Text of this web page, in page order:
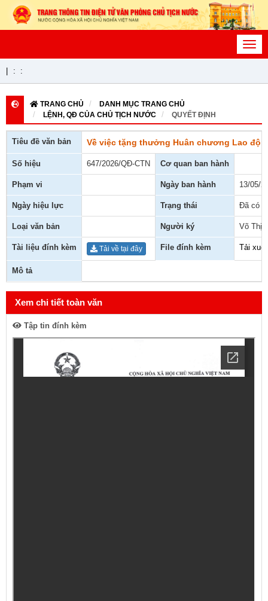
: :
TRANG CHỦ
DANH MỤC TRANG CHỦ
LỆNH, QĐ CỦA CHỦ TỊCH NƯỚC
QUYẾT ĐỊNH
Tiêu đề văn bản Về việc tặng thưởng Huân chương Lao
Số hiệu 647/2026/QĐ-CTN Cơ quan ban hành
Phạm vi Ngày ban hành 13/05/
Ngày hiệu lực Trạng thái Đã có
Loại văn bản Người ký Võ Thị
Tài liệu đính kèm Tải về tại đây File đính kèm Tải
Mô tả
Xem chi tiết toàn văn
Tập tin đính kèm